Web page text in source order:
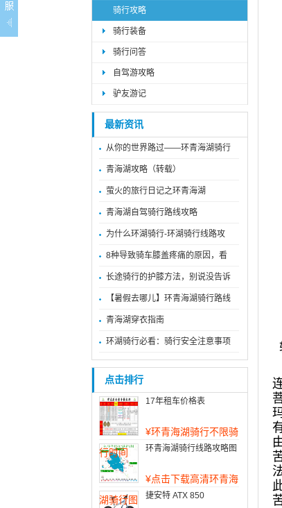
骑行攻略
骑行装备
骑行问答
自驾游攻略
驴友游记
最新资讯
从你的世界路过——环青海湖骑行
青海湖攻略（转载）
萤火的旅行日记之环青海湖
青海湖自驾骑行路线攻略
为什么环湖骑行-环湖骑行线路攻
8种导致骑车膝盖疼痛的原因，看
长途骑行的护膝方法，别说没告诉
【暑假去哪儿】环青海湖骑行路线
青海湖穿衣指南
环湖骑行必看：骑行安全注意事项
点击排行
17年租车价格表
¥环青海湖骑行不限骑
行时间
环青海湖骑行线路攻略图
¥点击下载高清环青海
湖骑行图
捷安特 ATX 850